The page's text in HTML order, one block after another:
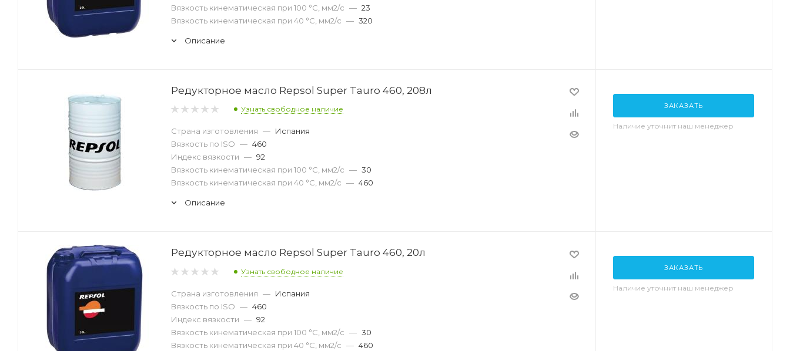
Вязкость кинематическая при 100 °С, мм2/с — 23
Вязкость кинематическая при 40 °С, мм2/с — 320
Описание
Редукторное масло Repsol Super Tauro 460, 208л
Узнать свободное наличие
Страна изготовления — Испания
Вязкость по ISO — 460
Индекс вязкости — 92
Вязкость кинематическая при 100 °С, мм2/с — 30
Вязкость кинематическая при 40 °С, мм2/с — 460
Описание
ЗАКАЗАТЬ
Наличие уточнит наш менеджер
Редукторное масло Repsol Super Tauro 460, 20л
Узнать свободное наличие
Страна изготовления — Испания
Вязкость по ISO — 460
Индекс вязкости — 92
Вязкость кинематическая при 100 °С, мм2/с — 30
Вязкость кинематическая при 40 °С, мм2/с — 460
ЗАКАЗАТЬ
Наличие уточнит наш менеджер